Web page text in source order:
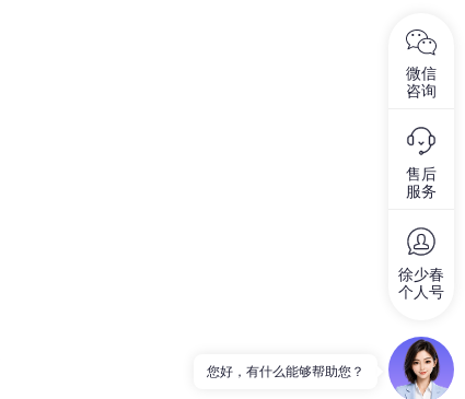
微信
咨询
售后
服务
徐少春
个人号